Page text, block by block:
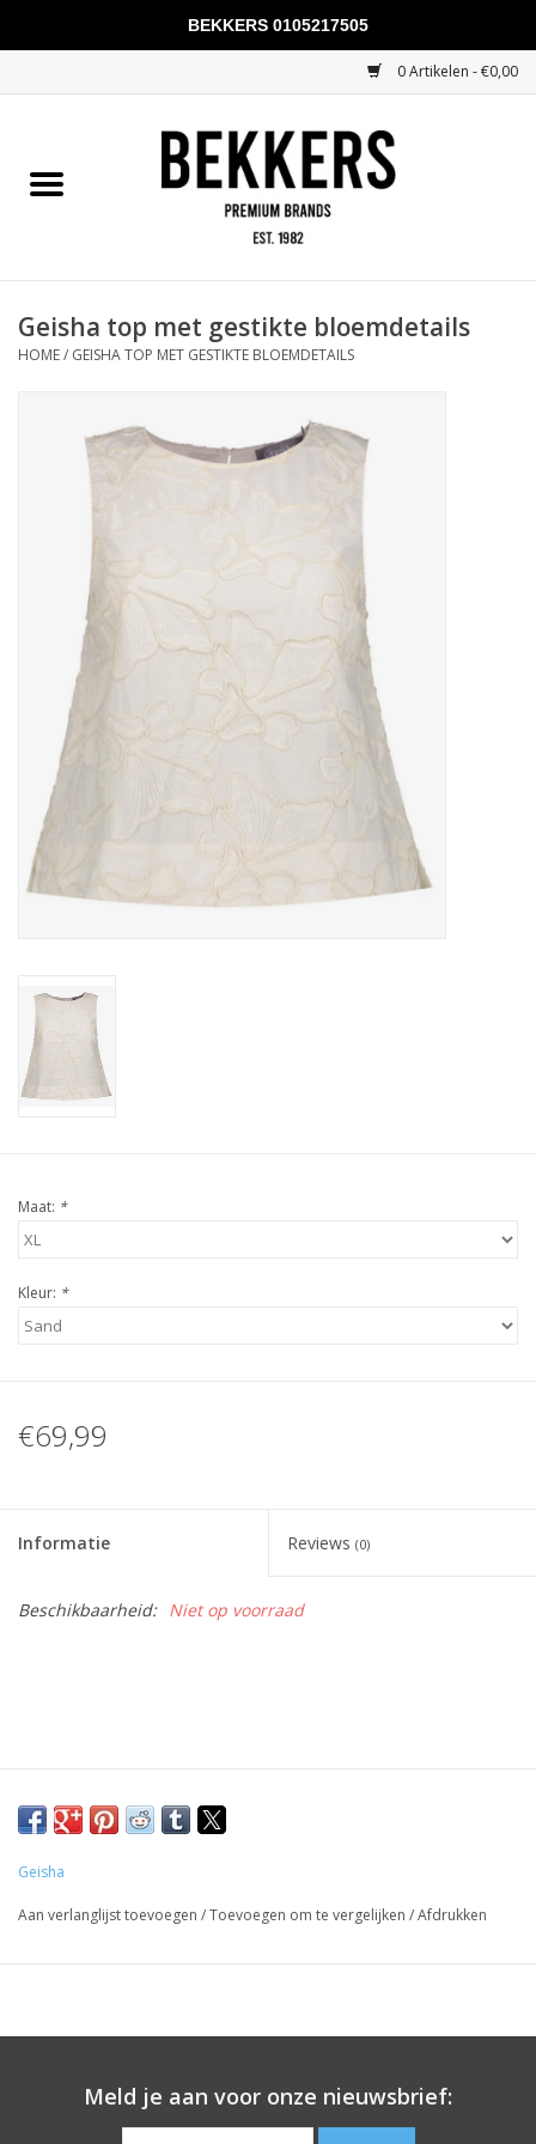
0 Artikelen - €0,00
Mannen
KADOBONNEN
Geisha top met gestikte bloemdetails
HOME/ GEISHA TOP MET GESTIKTE BLOEMDETAILS
Maat: *
Kleur: *
€69,99
Informatie Reviews (0)
Beschikbaarheid: Niet op voorraad
Geisha
Aan verlanglijst toevoegen /Toevoegen om te vergelijken /Afdrukken
Meld je aan voor onze nieuwsbrief:
BEKKERS 0105217505